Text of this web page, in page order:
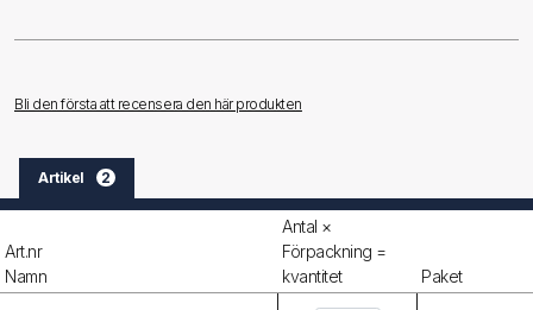
Bli den första att recensera den här produkten
Artikel 2
Art.nr
Namn
Antal ×
Förpackning =
kvantitet
Paket